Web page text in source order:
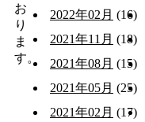
お
り
ま
す。
2022年02月 (16)
2021年11月 (18)
2021年08月 (15)
2021年05月 (25)
2021年02月 (17)